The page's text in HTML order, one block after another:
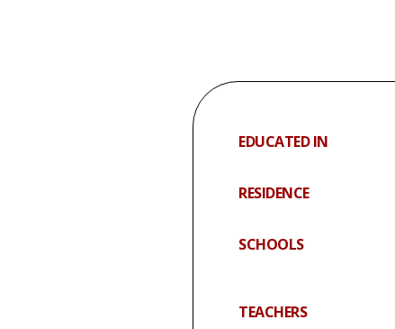
EDUCATED IN
RESIDENCE
SCHOOLS
TEACHERS